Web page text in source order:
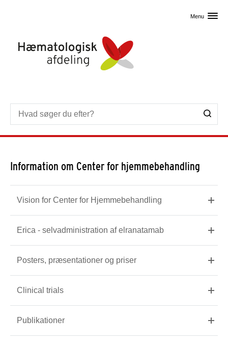
Menu
Information om Center for hjemmebehandling
Vision for Center for Hjemmebehandling
Erica - selvadministration af elranatamab
Posters, præsentationer og priser
Clinical trials
Publikationer